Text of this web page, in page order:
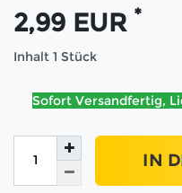
2,99 EUR *
Inhalt 1 Stück
Sofort Versandfertig,
IN